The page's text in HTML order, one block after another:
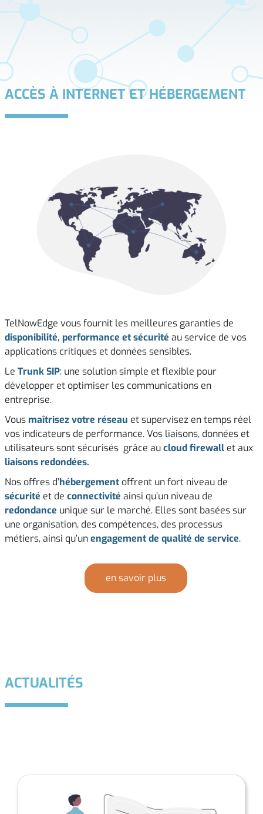
ACCÈS À INTERNET ET HÉBERGEMENT
TelNowEdge vous fournit les meilleures garanties de
disponibilité, performance et sécurité au service de vos
applications critiques et données sensibles.
Le Trunk SIP: une solution simple et flexible pour
développer et optimiser les communications en
entreprise.
Vous maîtrisez votre réseau et supervisez en temps réel
vos indicateurs de performance. Vos liaisons, données et
utilisateurs sont sécurisés grâce aucloud firewallet aux
liaisons redondées.
Nos offres d’hébergementoffrent un fort niveau de
sécurité et de connectivité ainsi qu’un niveau de
redondance unique sur le marché. Elles sont basées sur
une organisation, des compétences, des processus
métiers, ainsi qu’unengagement de qualité de service.
en savoir plus
ACTUALITÉS